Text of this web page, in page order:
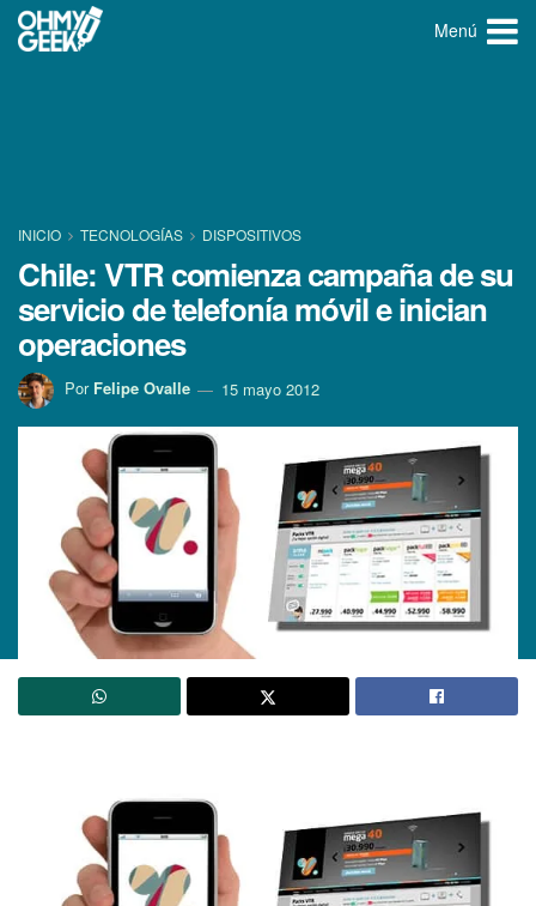
Menú
INICIO TECNOLOGÍ­AS DISPOSITIVOS
Chile: VTR comienza campaña de su
servicio de telefoní­a móvil e inician
operaciones
Por Felipe Ovalle 15 mayo 2012